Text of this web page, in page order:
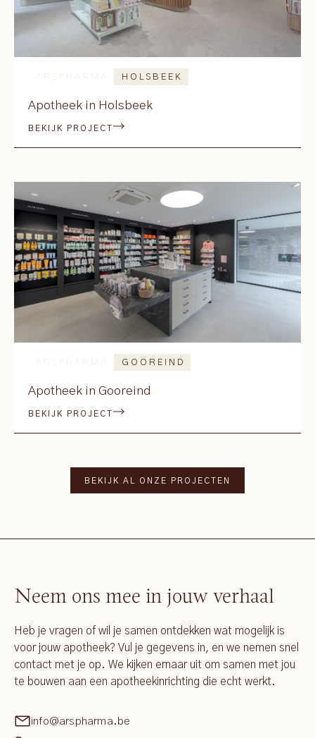
ARSPHARMA HOLSBEEK
Apotheek in Holsbeek
BEKIJK PROJECT
ARSPHARMA GOOREIND
Apotheek in Gooreind
BEKIJK PROJECT
BEKIJK AL ONZE PROJECTEN
Neem ons mee in jouw verhaal
Heb je vragen of wil je samen ontdekken wat mogelijk is
voor jouw apotheek? Vul je gegevens in, en we nemen snel
contact met je op. We kijken ernaar uit om samen met jou
te bouwen aan een apotheekinrichting die echt werkt.
info@arspharma.be